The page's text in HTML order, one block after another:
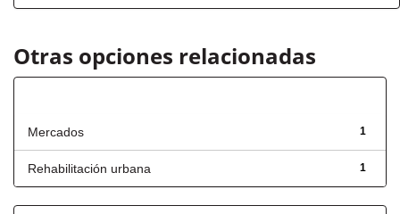
Otras opciones relacionadas
1
Mercados
1
Rehabilitación urbana